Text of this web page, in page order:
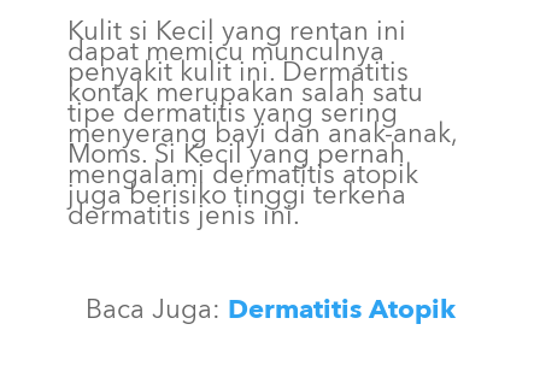
Kulit si Kecil yang rentan ini
dapat memicu munculnya
penyakit kulit ini. Dermatitis
kontak merupakan salah satu
tipe dermatitis yang sering
menyerang bayi dan anak-anak,
Moms. Si Kecil yang pernah
mengalami dermatitis atopik
juga berisiko tinggi terkena
dermatitis jenis ini.
Baca Juga: Dermatitis Atopik